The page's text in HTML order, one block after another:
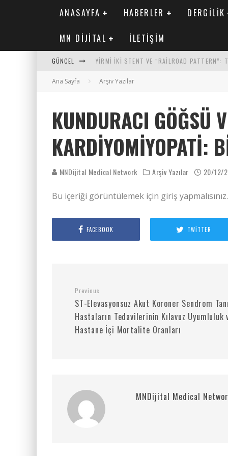
ANASAYFA HABERLER DERGILIK
MN DIJITAL İLETIŞIM
GÜNCEL YIRMI İKI STENT VE “RAILROAD PATTERN”:
SAFEN VEN GREFT HASTALIĞI ILE İLIŞKILI
MN KARDIYOLOJI YIL 33 SAYI 2 2026
Ana Sayfa Arşiv Yazılar
KUNDURACI GÖĞSÜ
KARDIYOMIYOPATI:
MNDijital Medical Network Arşiv Yazılar 20/12/
Bu içeriği görüntülemek için giriş
FACEBOOK TWITTER
Previous
ST-Elevasyonsuz Akut Koroner Sendrom
Hastaların Tedavilerinin Kılavuz Uyumluluk
Hastane İçi Mortalite Oranları
MNDijital Medical